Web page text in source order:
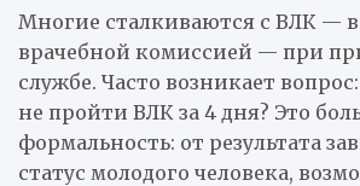
Многие сталкиваются с ВЛК —
врачебной комиссией — при
службе. Часто возникает
не пройти ВЛК за 4 дня? Это
формальность: от результата
статус молодого человека,